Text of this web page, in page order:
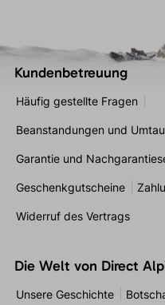
Kundenbetreuung
Häufig gestellte Fragen
Beanstandungen und
Garantie und
Geschenkgutscheine
Widerruf des Vertrags
Die Welt von Direct
Unsere Geschichte